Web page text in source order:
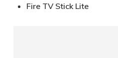
Fire TV Stick Lite